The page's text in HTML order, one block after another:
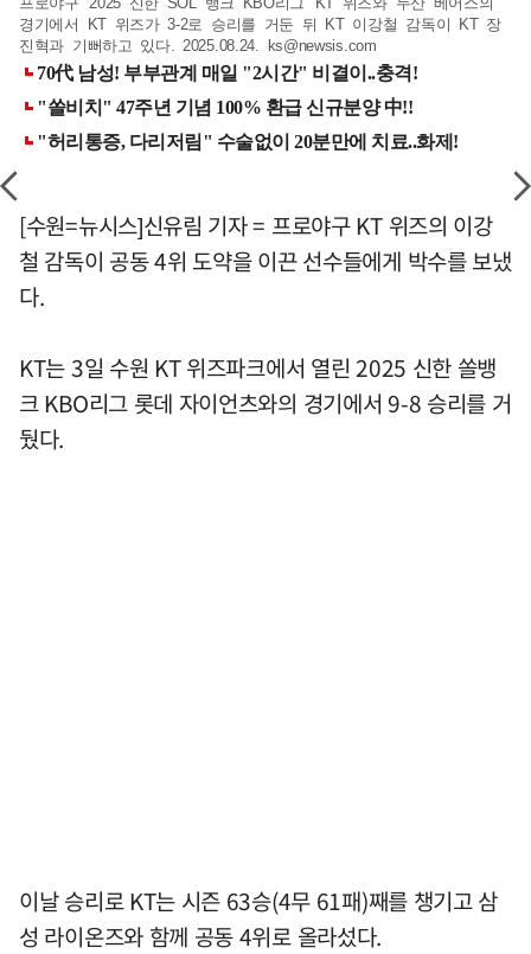
경기에서 KT 위즈가 3-2로 승리를 거둔 뒤 KT 이강철 감독이 KT 장
진혁과 기뻐하고 있다. 2025.08.24.
ks@newsis.com
[수원=뉴시스]신유림 기자 = 프로야구 KT 위즈의 이강
철 감독이 공동 4위 도약을 이끈 선수들에게 박수를 보냈
다.
KT는 3일 수원 KT 위즈파크에서 열린 2025 신한 쏠뱅
크 KBO리그 롯데 자이언츠와의 경기에서 9-8 승리를 거
뒀다.
이날 승리로 KT는 시즌 63승(4무 61패)째를 챙기고 삼
성 라이온즈와 함께 공동 4위로 올라섰다.